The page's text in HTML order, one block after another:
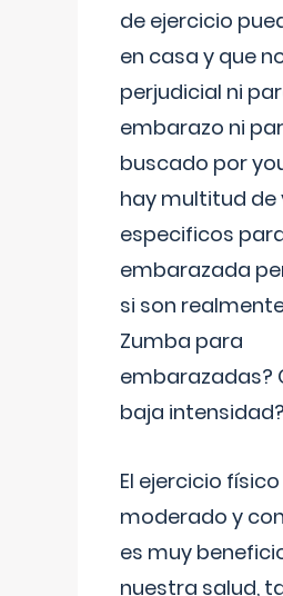
de ejercicio
en casa y que
perjudicial ni
embarazo ni
buscado por
hay multitud de
especificos
embarazada
si son
Zumba para
embarazadas?
baja intensidad?
El ejercicio físico
moderado y
es muy
nuestra salud,